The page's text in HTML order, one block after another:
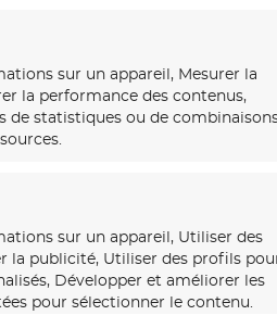
sur un appareil, Mesurer la
la performance des contenus,
de statistiques ou de
sur un appareil, Utiliser des
la publicité, Utiliser des profils
Développer et améliorer les
pour sélectionner le contenu.
couches gratté